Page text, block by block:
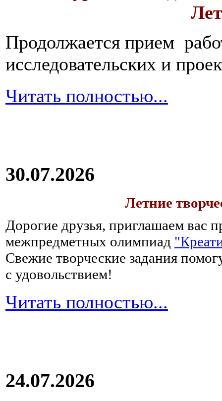
Продолжается прием
исследовательских и
Читать полностью...
30.07.2026
Летние
Дорогие друзья, приглашаем вас
межпредметных олимпиад
Свежие творческие задания
с удовольствием!
Читать полностью...
24.07.2026